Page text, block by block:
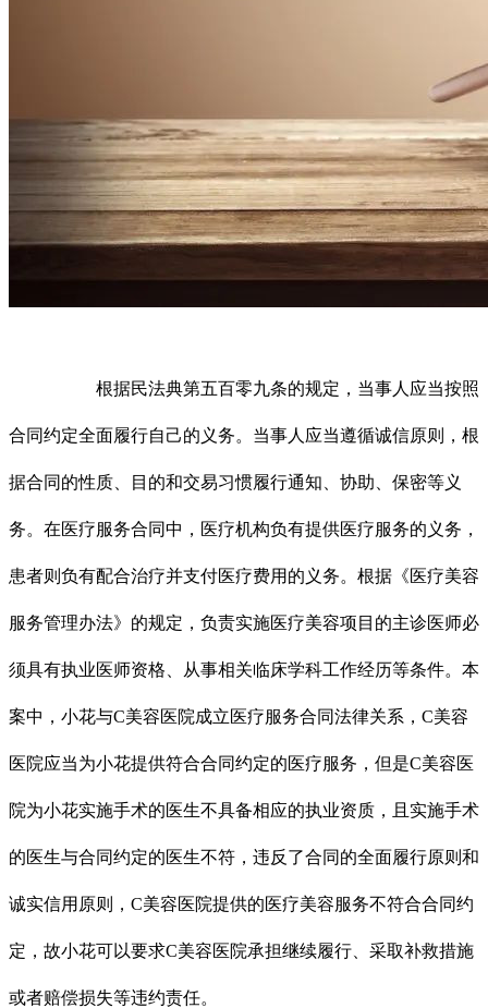
根据民法典第五百零九条的规定，当事人应当按照
合同约定全面履行自己的义务。当事人应当遵循诚信原则，根
据合同的性质、目的和交易习惯履行通知、协助、保密等义
务。在医疗服务合同中，医疗机构负有提供医疗服务的义务，
患者则负有配合治疗并支付医疗费用的义务。根据《医疗美容
服务管理办法》的规定，负责实施医疗美容项目的主诊医师必
须具有执业医师资格、从事相关临床学科工作经历等条件。本
案中，小花与C美容医院成立医疗服务合同法律关系，C美容
医院应当为小花提供符合合同约定的医疗服务，但是C美容医
院为小花实施手术的医生不具备相应的执业资质，且实施手术
的医生与合同约定的医生不符，违反了合同的全面履行原则和
诚实信用原则，C美容医院提供的医疗美容服务不符合合同约
定，故小花可以要求C美容医院承担继续履行、采取补救措施
或者赔偿损失等违约责任。